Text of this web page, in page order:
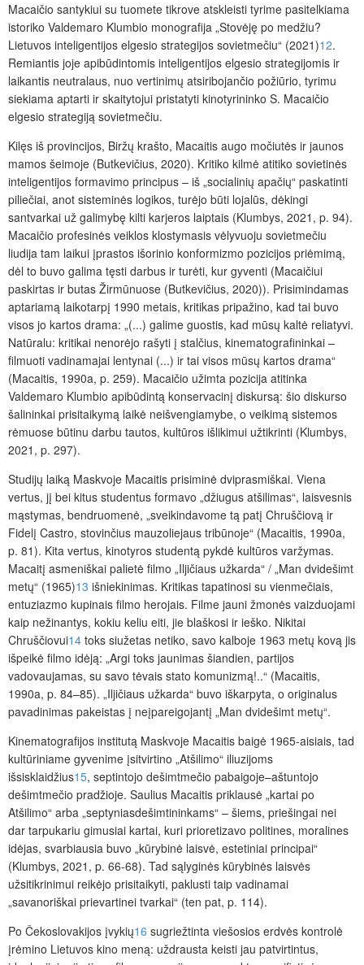
Macaičio santykiui su tuomete tikrove atskleisti tyrime pasitelkiama
istoriko Valdemaro Klumbio monografija „Stovėję po medžiu?
Lietuvos inteligentijos elgesio strategijos sovietmečiu“ (2021)12.
Remiantis joje apibūdintomis inteligentijos elgesio strategijomis ir
laikantis neutralaus, nuo vertinimų atsiribojančio požiūrio, tyrimu
siekiama aptarti ir skaitytojui pristatyti kinotyrininko S. Macaičio
elgesio strategiją sovietmečiu.
Kilęs iš provincijos, Biržų krašto, Macaitis augo močiutės ir jaunos
mamos šeimoje (Butkevičius, 2020). Kritiko kilmė atitiko sovietinės
inteligentijos formavimo principus – iš „socialinių apačių“ paskatinti
piliečiai, anot sisteminės logikos, turėjo būti lojalūs, dėkingi
santvarkai už galimybę kilti karjeros laiptais (Klumbys, 2021, p. 94).
Macaičio profesinės veiklos klostymasis vėlyvuoju sovietmečiu
liudija tam laikui įprastos išorinio konformizmo pozicijos priėmimą,
dėl to buvo galima tęsti darbus ir turėti, kur gyventi (Macaičiui
paskirtas ir butas Žirmūnuose (Butkevičius, 2020)). Prisimindamas
aptariamą laikotarpį 1990 metais, kritikas pripažino, kad tai buvo
visos jo kartos drama: „(...) galime guostis, kad mūsų kaltė reliatyvi.
Natūralu: kritikai nenorėjo rašyti į stalčius, kinematografininkai –
filmuoti vadinamajai lentynai (...) ir tai visos mūsų kartos drama“
(Macaitis, 1990a, p. 259). Macaičio užimta pozicija atitinka
Valdemaro Klumbio apibūdintą konservacinį diskursą: šio diskurso
šalininkai prisitaikymą laikė neišvengiamybe, o veikimą sistemos
rėmuose būtinu darbu tautos, kultūros išlikimui užtikrinti (Klumbys,
2021, p. 297).
Studijų laiką Maskvoje Macaitis prisiminė dviprasmiškai. Viena
vertus, jį bei kitus studentus formavo „džiugus atšilimas“, laisvesnis
mąstymas, bendruomenė, „sveikindavome tą patį Chruščiovą ir
Fidelį Castro, stovinčius mauzoliejaus tribūnoje“ (Macaitis, 1990a,
p. 81). Kita vertus, kinotyros studentą pykdė kultūros varžymas.
Macaitį asmeniškai palietė filmo „Iljičiaus užkarda“ / „Man dvidešimt
metų“ (1965)13 išniekinimas. Kritikas tapatinosi su vienmečiais,
entuziazmo kupinais filmo herojais. Filme jauni žmonės vaizduojami
kaip nežinantys, kokiu keliu eiti, jie blaškosi ir ieško. Nikitai
Chruščiovui14 toks siužetas netiko, savo kalboje 1963 metų kovą jis
išpeikė filmo idėją: „Argi toks jaunimas šiandien, partijos
vadovaujamas, su savo tėvais stato komunizmą!..“ (Macaitis,
1990a, p. 84–85). „Iljičiaus užkarda“ buvo iškarpyta, o originalus
pavadinimas pakeistas į neįpareigojantį „Man dvidešimt metų“.
Kinematografijos institutą Maskvoje Macaitis baigė 1965-aisiais, tad
kultūriniame gyvenime įsitvirtino „Atšilimo“ iliuzijoms
išsisklaidžius15, septintojo dešimtmečio pabaigoje–aštuntojo
dešimtmečio pradžioje. Saulius Macaitis priklausė „kartai po
Atšilimo“ arba „septyniasdešimtininkams“ – šiems, priešingai nei
dar tarpukariu gimusiai kartai, kuri prioretizavo politines, moralines
idėjas, svarbiausia buvo „kūrybinė laisvė, estetiniai principai“
(Klumbys, 2021, p. 66-68). Tad sąlyginės kūrybinės laisvės
užsitikrinimui reikėjo prisitaikyti, paklusti taip vadinamai
„savanoriškai prievartinei tvarkai“ (ten pat, p. 114).
Po Čekoslovakijos įvykių16 sugriežtinta viešosios erdvės kontrolė
įrėmino Lietuvos kino meną: uždrausta keisti jau patvirtintus,